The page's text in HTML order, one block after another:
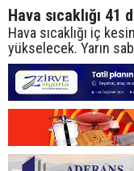
Hava sıcaklığı
Hava sıcaklığı iç
yükselecek. Yarın